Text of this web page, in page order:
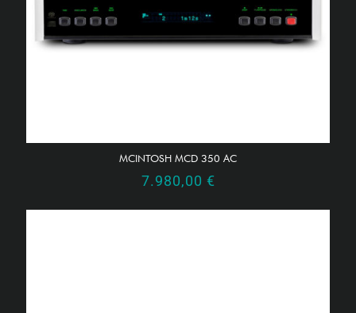
MCINTOSH MCD 350 AC
7.980,00 €